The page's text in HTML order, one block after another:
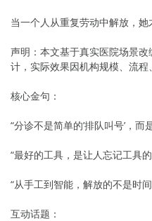
当一个人从重复劳动中解放，她
声明：本文基于真实医院场景
计，实际效果因机构规模、流程
核心金句：
“分诊不是简单的’排队叫号’，
“最好的工具，是让人忘记工具
“从手工到智能，解放的不是时
互动话题：